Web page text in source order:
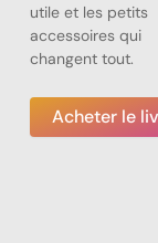
utile et les petits
accessoires qui
changent tout.
Acheter le